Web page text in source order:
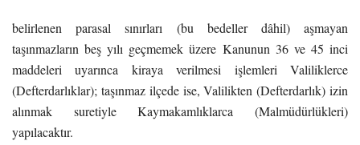
belirlenen parasal sınırları (bu bedeller dâhil) aşmayan
taşınmazların beş yılı geçmemek üzere Kanunun 36 ve 45 inci
maddeleri uyarınca kiraya verilmesi işlemleri Valiliklerce
(Defterdarlıklar); taşınmaz ilçede ise, Valilikten (Defterdarlık) izin
alınmak suretiyle Kaymakamlıklarca (Malmüdürlükleri)
yapılacaktır.